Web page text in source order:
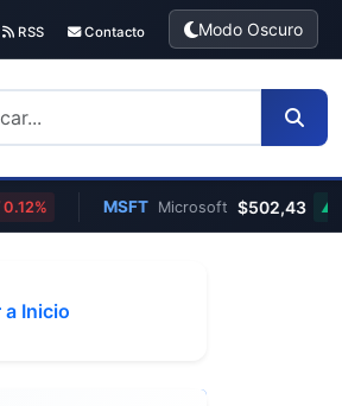
RSS Contacto Modo Oscuro
MSFT Microsoft $502,43
Inicio